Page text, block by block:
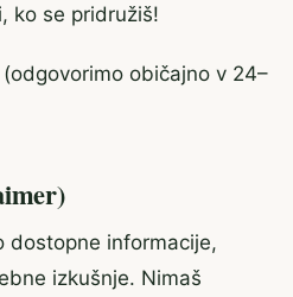
ko se pridružiš!
(odgovorimo običajno v 24–
dostopne informacije,
izkušnje. Nimaš